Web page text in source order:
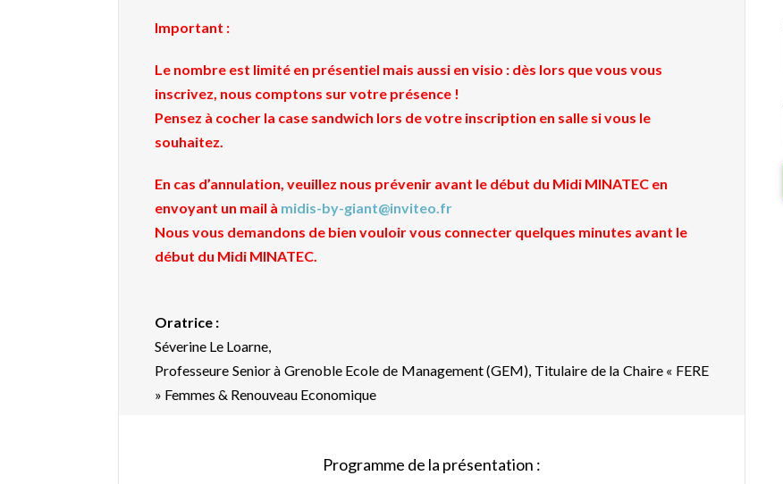
Important :
Le nombre est limité en présentiel mais aussi en visio : dès lors que vous vous
inscrivez, nous comptons sur votre présence !
Pensez à cocher la case sandwich lors de votre inscription en salle si vous le
souhaitez.
En cas d’annulation, veuillez nous prévenir avant le début du Midi MINATEC en
envoyant un mail à midis-by-giant@inviteo.fr
Nous vous demandons de bien vouloir vous connecter quelques minutes avant le
début du Midi MINATEC.
Oratrice :
Séverine Le Loarne,
Professeure Senior à Grenoble Ecole de Management (GEM), Titulaire de la Chaire « FERE
» Femmes & Renouveau Economique
Programme de la présentation :